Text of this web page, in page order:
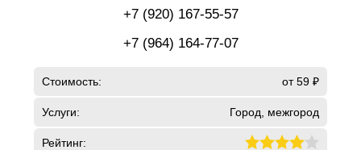
+7 (920) 167-55-57
+7 (964) 164-77-07
Стоимость: от 59 ₽
Услуги: Город, межгород
Рейтинг: